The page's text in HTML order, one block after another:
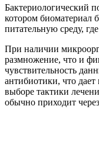
Бактериологический
котором биоматериал
питательную среду,
При наличии
размножение, что и
чувствительность
антибиотики, что
выборе тактики
обычно приходит